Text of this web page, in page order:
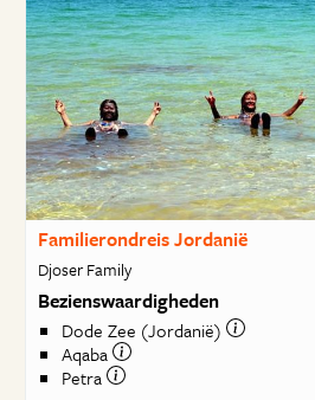
Familierondreis Jordanië
Djoser Family
Bezienswaardigheden
Dode Zee (Jordanië)
Aqaba
Petra